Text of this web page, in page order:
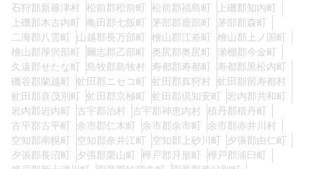
石狩郡新篠津村
松前郡松前町 松前郡福島町
上磯郡知内町
上磯郡木古内町
亀田郡七飯町 茅部郡鹿部町
茅部郡森町
二海郡八雲町
山越郡長万部町 檜山郡江差町
檜山郡上ノ国町
檜山郡厚沢部町
爾志郡乙部町 奥尻郡奥尻町
瀬棚郡今金町
久遠郡せたな町
島牧郡島牧村 寿都郡寿都町
寿都郡黒松内町
磯谷郡蘭越町
虻田郡ニセコ町 虻田郡真狩村
虻田郡留寿都村
虻田郡喜茂別町
虻田郡京極町 虻田郡倶知安町
岩内郡共和町
岩内郡岩内町
古宇郡泊村 古宇郡神恵内村
積丹郡積丹町
古平郡古平町
余市郡仁木町 余市郡余市町
余市郡赤井川村
空知郡南幌町
空知郡奈井江町 空知郡上砂川町
夕張郡由仁町
夕張郡長沼町
夕張郡栗山町 樺戸郡月形町
樺戸郡浦臼町